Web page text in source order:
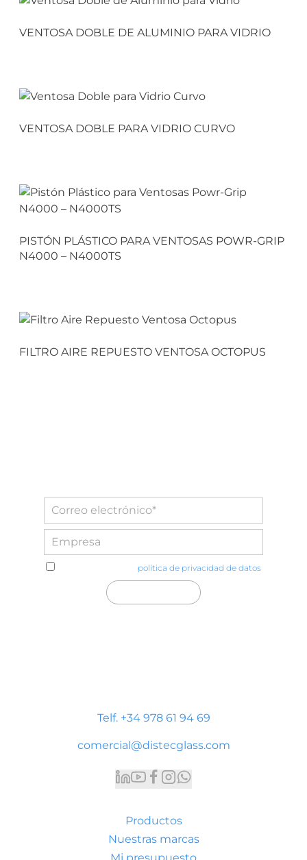
VENTOSA DOBLE DE ALUMINIO PARA VIDRIO
VENTOSA DOBLE PARA VIDRIO CURVO
PISTÓN PLÁSTICO PARA VENTOSAS POWR-GRIP
N4000 – N4000TS
FILTRO AIRE REPUESTO VENTOSA OCTOPUS
política de privacidad de datos
Telf. +34 978 61 94 69
comercial@distecglass.com
Productos
Nuestras marcas